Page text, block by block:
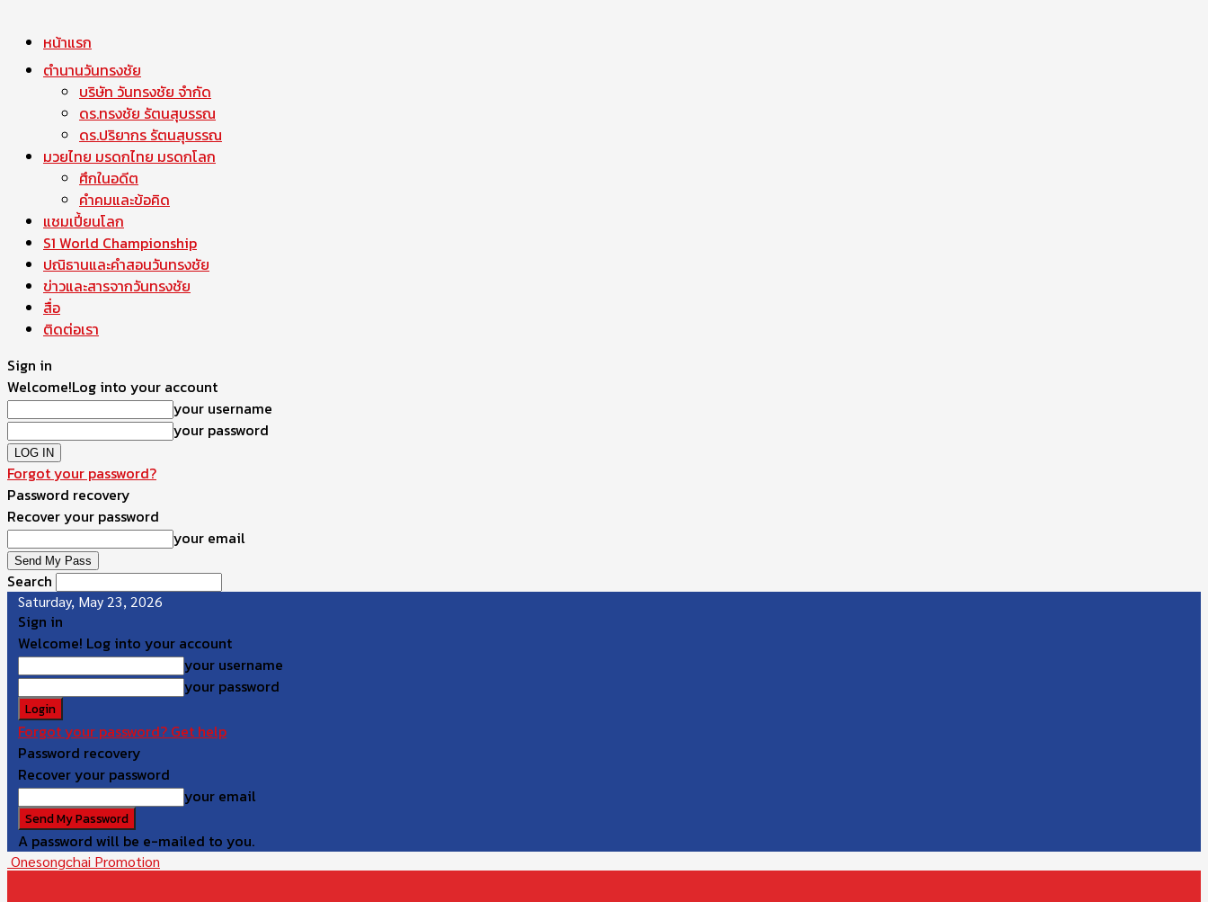
หน้าแรก
ตำนานวันทรงชัย
บริษัท วันทรงชัย จำกัด
ดร.ทรงชัย รัตนสุบรรณ
ดร.ปริยากร รัตนสุบรรณ
มวยไทย มรดกไทย มรดกโลก
ศึกในอดีต
คำคมและข้อคิด
แชมเปี้ยนโลก
S1 World Championship
ปณิธานและคำสอนวันทรงชัย
ข่าวและสารจากวันทรงชัย
สื่อ
ติดต่อเรา
Sign in
Welcome!Log into your account
your username
your password
Forgot your password?
Password recovery
Recover your password
your email
Search
Saturday, May 23, 2026
Sign in
Welcome! Log into your account
your username
your password
Forgot your password? Get help
Password recovery
Recover your password
your email
A password will be e-mailed to you.
Onesongchai Promotion